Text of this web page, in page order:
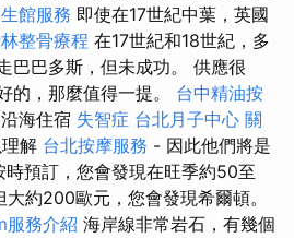
館服務 即使在17世紀中葉，英國
整骨療程 在17世紀和18世紀，多
巴巴多斯，但未成功。 供應很
的，那麼值得一提。 台中精油按
海住宿 失智症 台北月子中心 關
解 台北按摩服務 - 因此他們將是
時預訂，您會發現在旺季約50至
約200歐元，您會發現希爾頓。
服務介紹 海岸線非常岩石，有幾個